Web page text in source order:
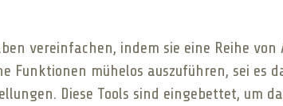
vereinfachen, indem sie eine Reihe
mühelos auszuführen, sei es
Diese Tools sind eingebettet, um